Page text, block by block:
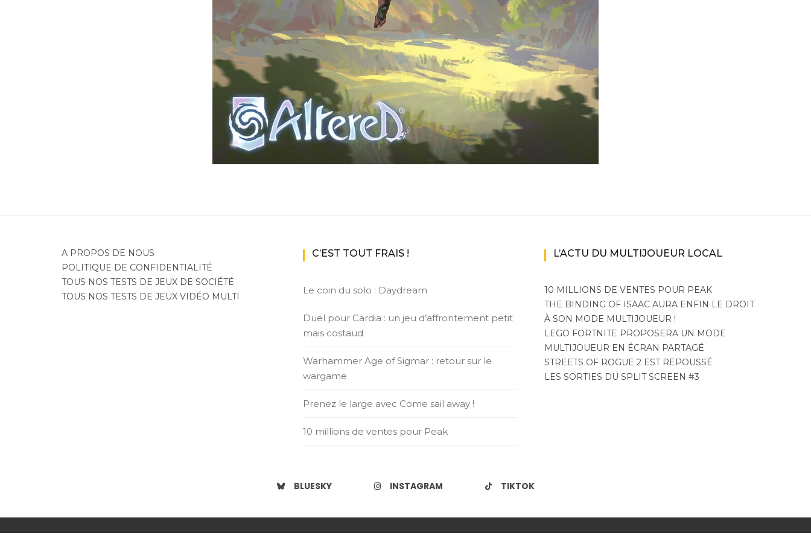
A PROPOS DE NOUS
POLITIQUE DE CONFIDENTIALITÉ
TOUS NOS TESTS DE JEUX DE SOCIÉTÉ
TOUS NOS TESTS DE JEUX VIDÉO MULTI
C’EST TOUT FRAIS !
Le coin du solo : Daydream
Duel pour Cardia : un jeu d’affrontement petit
mais costaud
Warhammer Age of Sigmar : retour sur le
wargame
Prenez le large avec Come sail away !
10 millions de ventes pour Peak
L’ACTU DU MULTIJOUEUR LOCAL
10 MILLIONS DE VENTES POUR PEAK
THE BINDING OF ISAAC AURA ENFIN LE DROIT
À SON MODE MULTIJOUEUR !
LEGO FORTNITE PROPOSERA UN MODE
MULTIJOUEUR EN ÉCRAN PARTAGÉ
STREETS OF ROGUE 2 EST REPOUSSÉ
LES SORTIES DU SPLIT SCREEN #3
BLUESKY INSTAGRAM TIKTOK